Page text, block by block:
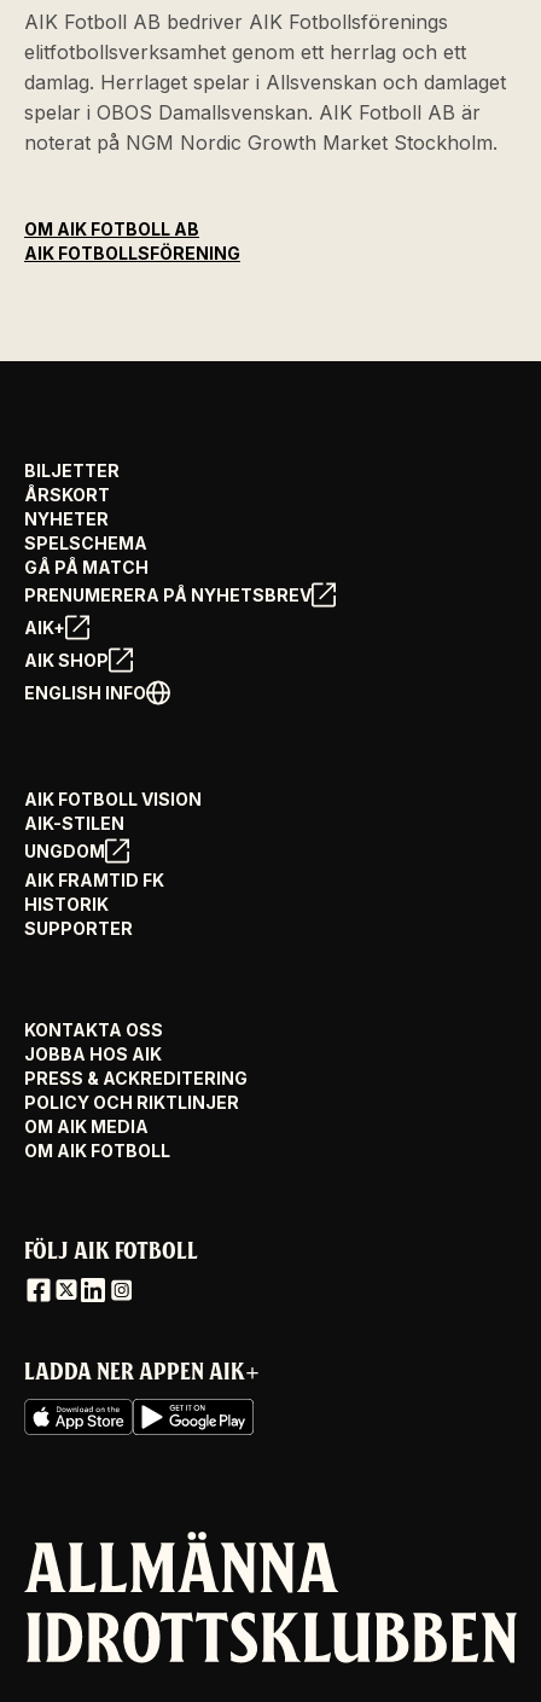
AIK Fotboll AB bedriver AIK Fotbollsförenings
elitfotbollsverksamhet genom ett herrlag och ett
damlag. Herrlaget spelar i Allsvenskan och damlaget
spelar i OBOS Damallsvenskan. AIK Fotboll AB är
noterat på NGM Nordic Growth Market Stockholm.
OM AIK FOTBOLL AB
AIK FOTBOLLSFÖRENING
BILJETTER
ÅRSKORT
NYHETER
SPELSCHEMA
GÅ PÅ MATCH
PRENUMERERA PÅ NYHETSBREV
AIK+
AIK SHOP
ENGLISH INFO
AIK FOTBOLL VISION
AIK-STILEN
UNGDOM
AIK FRAMTID FK
HISTORIK
SUPPORTER
KONTAKTA OSS
JOBBA HOS AIK
PRESS & ACKREDITERING
POLICY OCH RIKTLINJER
OM AIK MEDIA
OM AIK FOTBOLL
FÖLJ AIK FOTBOLL
LADDA NER APPEN AIK+